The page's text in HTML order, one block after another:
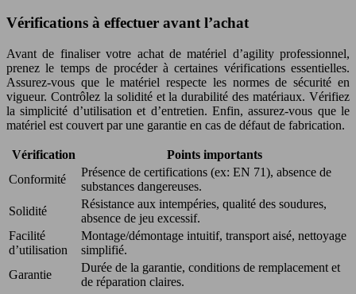
Vérifications à effectuer avant l’achat
Avant de finaliser votre achat de matériel d’agility professionnel,
prenez le temps de procéder à certaines vérifications essentielles.
Assurez-vous que le matériel respecte les normes de sécurité en
vigueur. Contrôlez la solidité et la durabilité des matériaux. Vérifiez
la simplicité d’utilisation et d’entretien. Enfin, assurez-vous que le
matériel est couvert par une garantie en cas de défaut de fabrication.
Vérification
Points importants
Conformité
Présence de certifications (ex: EN 71), absence de
substances dangereuses.
Solidité
Résistance aux intempéries, qualité des soudures,
absence de jeu excessif.
Facilité
d’utilisation
Montage/démontage intuitif, transport aisé, nettoyage
simplifié.
Garantie
Durée de la garantie, conditions de remplacement et
de réparation claires.